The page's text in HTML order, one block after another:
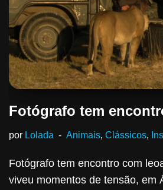
Fotógrafo tem
por Lolada Animais, Clássicos,
Fotógrafo tem encontro com
viveu momentos de tensão, em